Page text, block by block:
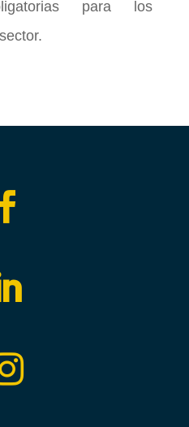
para los
